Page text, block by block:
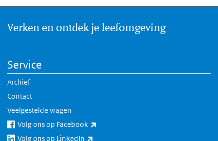
Verken en ontdek je leefomgeving
Service
Archief
Contact
Veelgestelde vragen
Volg ons op Facebook
Volg ons op LinkedIn